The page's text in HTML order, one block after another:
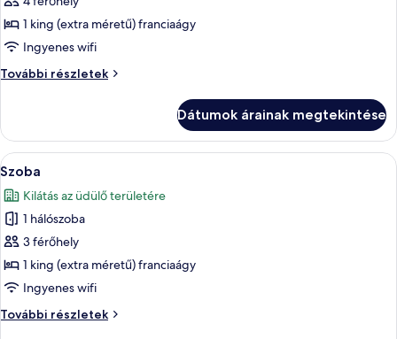
Szoba1 king (extra méretű) franciaágy
Ingyenes wifi
További részletek
Szoba
Dátumok árainak megtekintése
A
következő
szoba
összes
képének
megtekintése:
Szoba
Egy modern szállodaszoba,
6
Szoba
Kilátás az üdülő területére
1 hálószoba
3 férőhely
1 king (extra méretű) franciaágy
Ingyenes wifi
További részletek
Szoba